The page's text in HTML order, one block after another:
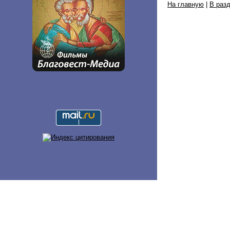
На главную В